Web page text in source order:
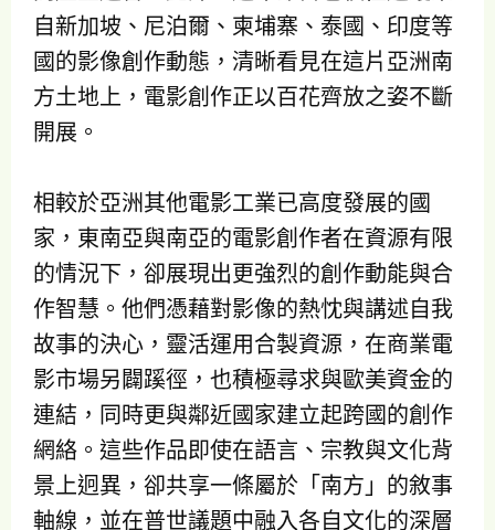
自新加坡、尼泊爾、柬埔寨、泰國、印度等
國的影像創作動態，清晰看見在這片亞洲南
方土地上，電影創作正以百花齊放之姿不斷
開展。
相較於亞洲其他電影工業已高度發展的國
家，東南亞與南亞的電影創作者在資源有限
的情況下，卻展現出更強烈的創作動能與合
作智慧。他們憑藉對影像的熱忱與講述自我
故事的決心，靈活運用合製資源，在商業電
影市場另闢蹊徑，也積極尋求與歐美資金的
連結，同時更與鄰近國家建立起跨國的創作
網絡。這些作品即使在語言、宗教與文化背
景上迥異，卻共享一條屬於「南方」的敘事
軸線，並在普世議題中融入各自文化的深層